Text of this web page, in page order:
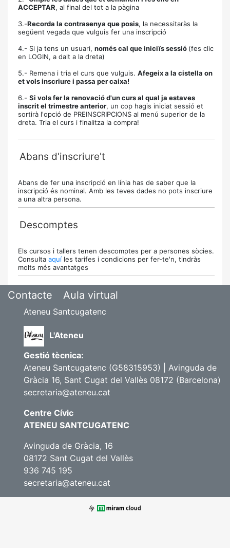
ACCEPTAR, al final del tot a la pàgina
3.-Recorda la contrasenya que posis, la necessitaràs la
següent vegada que vulguis fer una inscripció
4.- Si ja tens un usuari, només cal que iniciïs sessió (fes clic
en LOGIN, a dalt a la dreta)
5.- Remena i tria el curs que vulguis. Afegeix a la cistella on
et vols inscriure i passa per caixa!
6.- Si vols fer la renovació d'un curs al qual ja estaves
inscrit el trimestre anterior, un cop hagis iniciat sessió et
sortirà l'opció de PREINSCRIPCIONS al menú superior de la
dreta. Tria el curs i finalitza la compra!
Abans d'inscriure't
Abans de fer una inscripció en línia has de saber que la
inscripció és nominal. Amb les teves dades no pots inscriure
a una altra persona.
Descomptes
Els cursos i tallers tenen descomptes per a persones sòcies.
Consulta aquí les tarifes i condicions per fer-te'n, tindràs
molts més avantatges
Contacte Aula virtual
Ateneu Santcugatenc
L'Ateneu
Gestió tècnica:
Ateneu Santcugatenc (G58315953) | Avinguda de
Gràcia 16, Sant Cugat del Vallès 08172 (Barcelona)
secretaria@ateneu.cat
Centre Cívic
ATENEU SANTCUGATENC
Avinguda de Gràcia, 16
08172 Sant Cugat del Vallès
936 745 195
secretaria@ateneu.cat